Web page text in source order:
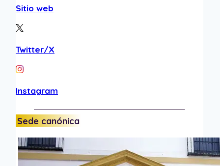
Sitio web
Twitter/X
Instagram
Sede canónica